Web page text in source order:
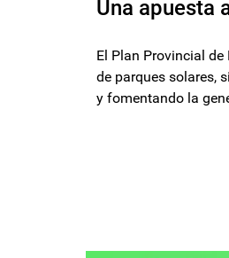
Una apuesta
El Plan Provincial
de parques solares,
y fomentando la